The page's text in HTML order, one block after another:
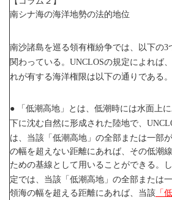
南シナ海の海洋地勢の法的地位
南沙諸島を巡る領有権紛争では、以下の3
関わっている。 UNCLOSの規定によれば
れが有する海洋権限は以下の通りである。
●
「低潮高地」とは、低潮時には水面上
下に沈む自然に形成された陸地で、
は、当該「低潮高地」の全部または一部
の幅を超えない距離にあれば、その低潮
ための基線として用いることができる。
定では、当該「低潮高地」の全部または
領海の幅を超える距離にあれば、当該 「